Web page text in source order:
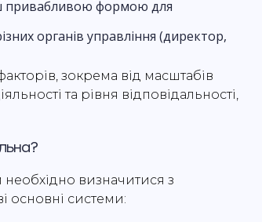
привабливою формою для
органів управління (директор,
зокрема від масштабів
та рівня відповідальності,
визначитися з
основні системи: